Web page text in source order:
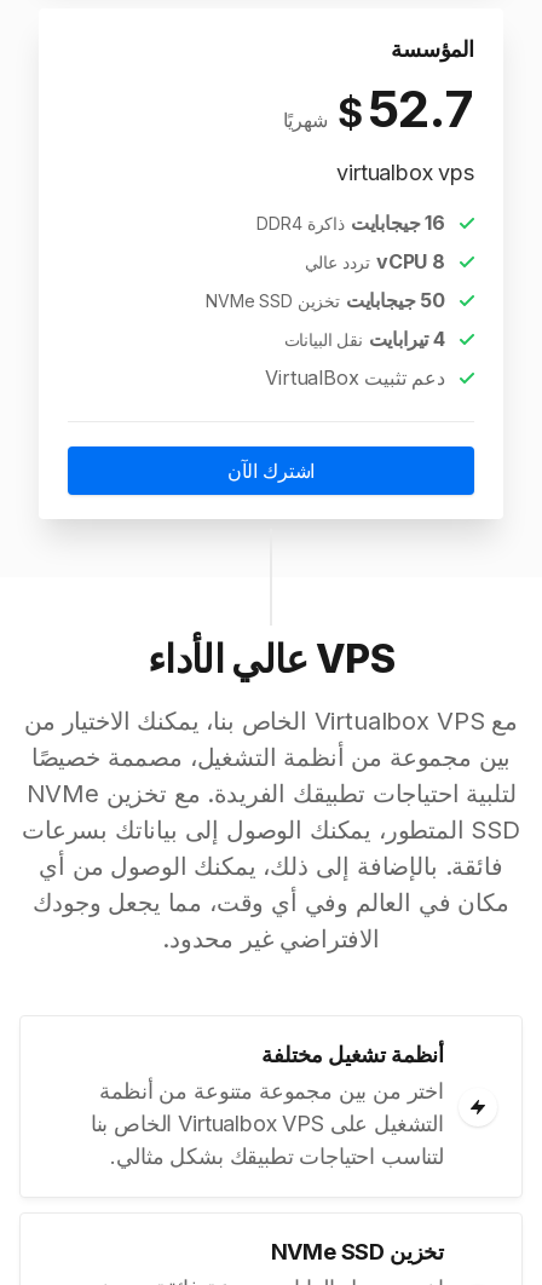
المؤسسة
52.7
$ شهريًا
virtualbox vps
16جيجابايت ذاكرة DDR4
8 تردد عالي
50 جيجابايت تخزين NVMe SSD
4تيرابايت نقل البيانات
دعم تثبيت VirtualBox
اشترك الآن
VPS عالي الأداء
مع Virtualbox VPS الخاص بنا، يمكنك الاختيار من
بين مجموعة من أنظمة التشغيل، مصممة خصيصًا
لتلبية احتياجات تطبيقك الفريدة. مع تخزين NVMe
SSD المتطور، يمكنك الوصول إلى بياناتك بسرعات
فائقة. بالإضافة إلى ذلك، يمكنك الوصول من أي
مكان في العالم وفي أي وقت، مما يجعل وجودك
الافتراضي غير محدود.
أنظمة تشغيل مختلفة
اختر من بين مجموعة متنوعة من أنظمة
التشغيل على Virtualbox VPS الخاص بنا
لتناسب احتياجات تطبيقك بشكل مثالي.
تخزين NVMe SSD